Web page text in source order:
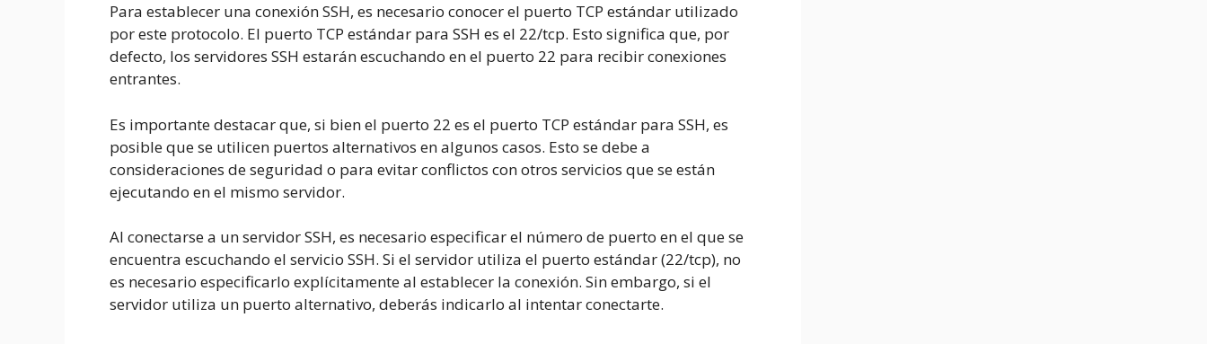
Para establecer una conexión SSH, es necesario conocer el puerto TCP estándar utilizado
por este protocolo. El puerto TCP estándar para SSH es el 22/tcp. Esto significa que, por
defecto, los servidores SSH estarán escuchando en el puerto 22 para recibir conexiones
entrantes.
Es importante destacar que, si bien el puerto 22 es el puerto TCP estándar para SSH, es
posible que se utilicen puertos alternativos en algunos casos. Esto se debe a
consideraciones de seguridad o para evitar conflictos con otros servicios que se están
ejecutando en el mismo servidor.
Al conectarse a un servidor SSH, es necesario especificar el número de puerto en el que se
encuentra escuchando el servicio SSH. Si el servidor utiliza el puerto estándar (22/tcp), no
es necesario especificarlo explícitamente al establecer la conexión. Sin embargo, si el
servidor utiliza un puerto alternativo, deberás indicarlo al intentar conectarte.